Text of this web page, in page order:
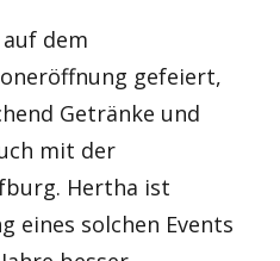
dem
gefeiert,
Getränke und
mit der
Hertha ist
eines solchen Events